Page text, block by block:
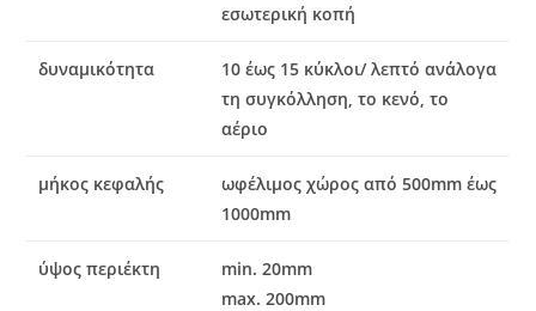
εσωτερική κοπή
δυναμικότητα
10 έως 15 κύκλοι/ λεπτό ανάλογα
τη συγκόλληση, το κενό, το
αέριο
μήκος κεφαλής
ωφέλιμος χώρος από 500mm έως
1000mm
ύψος περιέκτη
min. 20mm
max. 200mm